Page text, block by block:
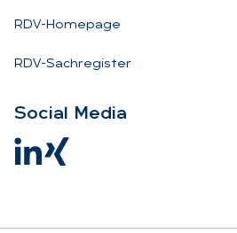
RDV-Homepage
RDV-Sachregister
So­ci­al Me­dia